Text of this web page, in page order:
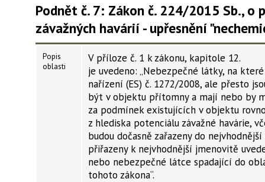
Podnět č. 7: Zákon č. 224/2015 Sb., o
závažných havárií - upřesnění
Popis
oblasti
V příloze č. 1 k zákonu, kapitole 12.
je uvedeno: „Nebezpečné látky, na
nařízení (ES) č. 1272/2008, ale přesto
být v objektu přítomny a mají nebo by
za podmínek existujících v objektu
z hlediska potenciálu závažné havárie,
budou dočasně zařazeny do
přiřazeny k nejvhodnější jmenovitě
nebo nebezpečné látce spadající do
tohoto zákona“.